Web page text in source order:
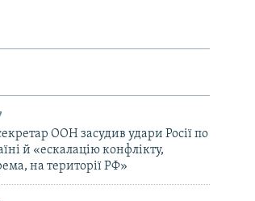
ООН засудив удари Росії по
й «ескалацію конфлікту,
на території РФ»